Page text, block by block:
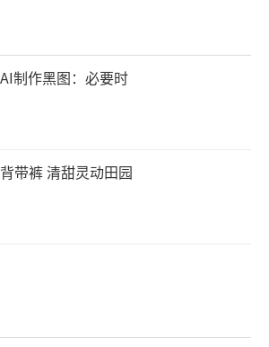
制作黑图：必要时
带裤 清甜灵动田园